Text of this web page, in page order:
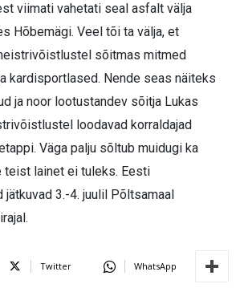
viimati vahetati seal asfalt välja
Hõbemägi. Veel tõi ta välja, et
sõitmas mitmed
kardisportlased. Nende seas näiteks
ja noor lootustandev sõitja Lukas
loodavad korraldajad
Väga palju sõltub muidugi ka
lainet ei tuleks. Eesti
3.-4. juulil Põltsamaal
Twitter WhatsApp